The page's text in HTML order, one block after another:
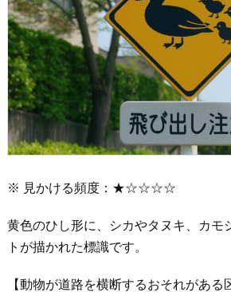
※ 見かける頻度：★☆☆☆☆
黄色のひし形に、シカやタヌキ、カモ
トが描かれた標識です。
【動物が道路を横断するおそれがある